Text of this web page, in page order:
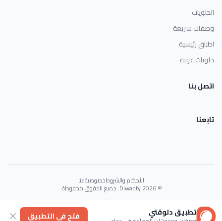
الحلويات
وصفات سريعة
اطباق رئيسية
حلويات غربية
اتصل بنا
تابعنا
الأحكام والشروطخصوصيةعنا
© 2026 Dlwaqty. جميع الحقوق محفوظة.
Powered byGAIT
تطبيق دلوقتي فتح في التطبيق